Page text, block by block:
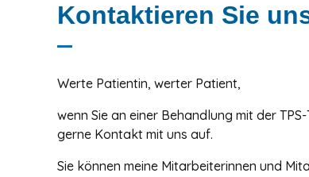
Kontaktieren Sie
Werte Patientin, werter Patient,
wenn Sie an einer Behandlung mit der
gerne Kontakt mit uns auf.
Sie können meine Mitarbeiterinnen und